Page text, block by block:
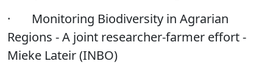
· Monitoring Biodiversity in Agrarian
Regions - A joint researcher-farmer effort -
Mieke Lateir (INBO)